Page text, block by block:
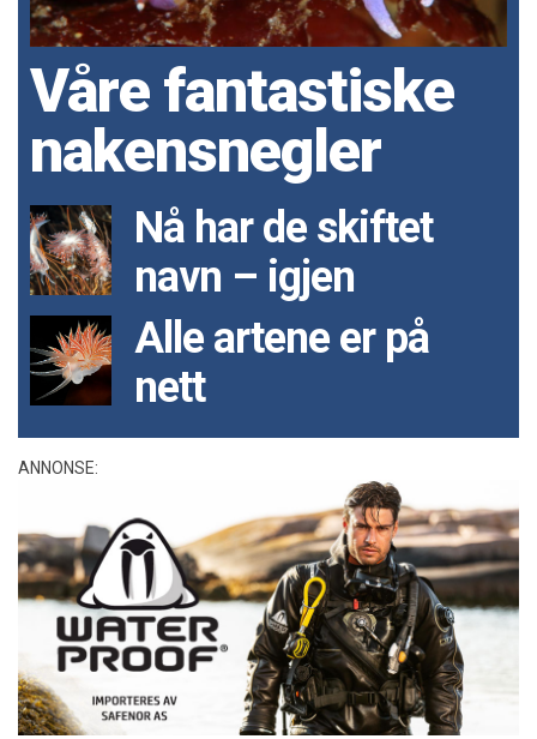
Våre fantastiske
nakensnegler
Nå har de skiftet
navn – igjen
Alle artene er på
nett
ANNONSE: